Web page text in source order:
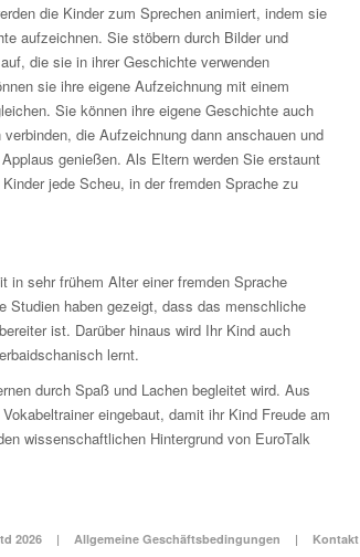
die Kinder zum Sprechen animiert, indem sie
aufzeichnen. Sie stöbern durch Bilder und
die sie in ihrer Geschichte verwenden
sie ihre eigene Aufzeichnung mit einem
Sie können ihre eigene Geschichte auch
die Aufzeichnung dann anschauen und
genießen. Als Eltern werden Sie erstaunt
jede Scheu, in der fremden Sprache zu
sehr frühem Alter einer fremden Sprache
Studien haben gezeigt, dass das menschliche
ist. Darüber hinaus wird Ihr Kind auch
lernt.
durch Spaß und Lachen begleitet wird. Aus
eingebaut, damit ihr Kind Freude am
wissenschaftlichen Hintergrund von EuroTalk
2026 | Allgemeine Geschäftsbedingungen | Kontakt